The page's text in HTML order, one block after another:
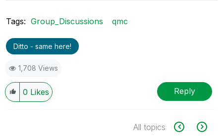
Tags: Group_Discussions qmc
Ditto - same here!
1,708 Views
0 Likes Reply
All topics